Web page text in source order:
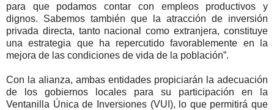
para que podamos contar con empleos productivos y
dignos. Sabemos también que la atracción de inversión
privada directa, tanto nacional como extranjera, constituye
una estrategia que ha repercutido favorablemente en la
mejora de las condiciones de vida de la población”.
Con la alianza, ambas entidades propiciarán la adecuación
de los gobiernos locales para su participación en la
Ventanilla Única de Inversiones (VUI), lo que permitirá que